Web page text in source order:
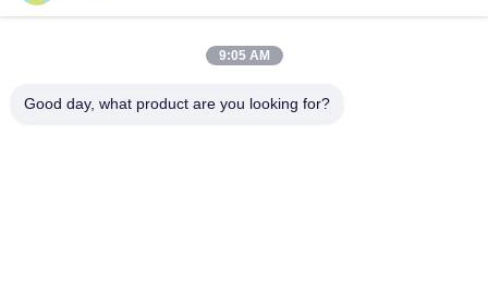
9:05 AM
Good day, what product are you looking for?